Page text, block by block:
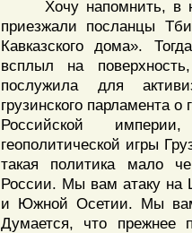
Хочу напомнить, в
приезжали посланцы
Кавказского дома».
всплыл на
послужила для
грузинского парламента
Российской
геополитической игры
такая политика мало
России. Мы вам атаку на
и Южной Осетии. Мы вам
Думается, что прежнее